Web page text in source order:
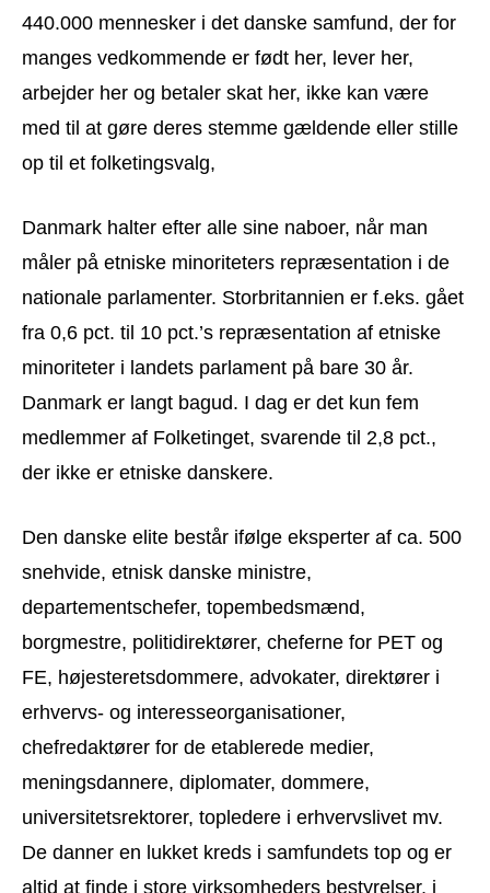
440.000 mennesker i det danske samfund, der for
manges vedkommende er født her, lever her,
arbejder her og betaler skat her, ikke kan være
med til at gøre deres stemme gældende eller stille
op til et folketingsvalg,
Danmark halter efter alle sine naboer, når man
måler på etniske minoriteters repræsentation i de
nationale parlamenter. Storbritannien er f.eks. gået
fra 0,6 pct. til 10 pct.’s repræsentation af etniske
minoriteter i landets parlament på bare 30 år.
Danmark er langt bagud. I dag er det kun fem
medlemmer af Folketinget, svarende til 2,8 pct.,
der ikke er etniske danskere.
Den danske elite består ifølge eksperter af ca. 500
snehvide, etnisk danske ministre,
departementschefer, topembedsmænd,
borgmestre, politidirektører, cheferne for PET og
FE, højesteretsdommere, advokater, direktører i
erhvervs- og interesseorganisationer,
chefredaktører for de etablerede medier,
meningsdannere, diplomater, dommere,
universitetsrektorer, topledere i erhvervslivet mv.
De danner en lukket kreds i samfundets top og er
altid at finde i store virksomheders bestyrelser, i